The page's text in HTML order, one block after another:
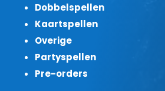
Dobbelspellen
Kaartspellen
Overige
Partyspellen
Pre-orders